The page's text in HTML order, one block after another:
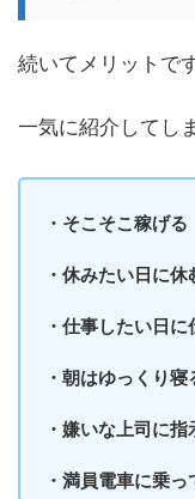
続いてメリットです
一気に紹介してし
・そこそこ稼げる
・休みたい日に
・仕事したい日
・朝はゆっくり
・嫌いな上司に
・満員電車に乗